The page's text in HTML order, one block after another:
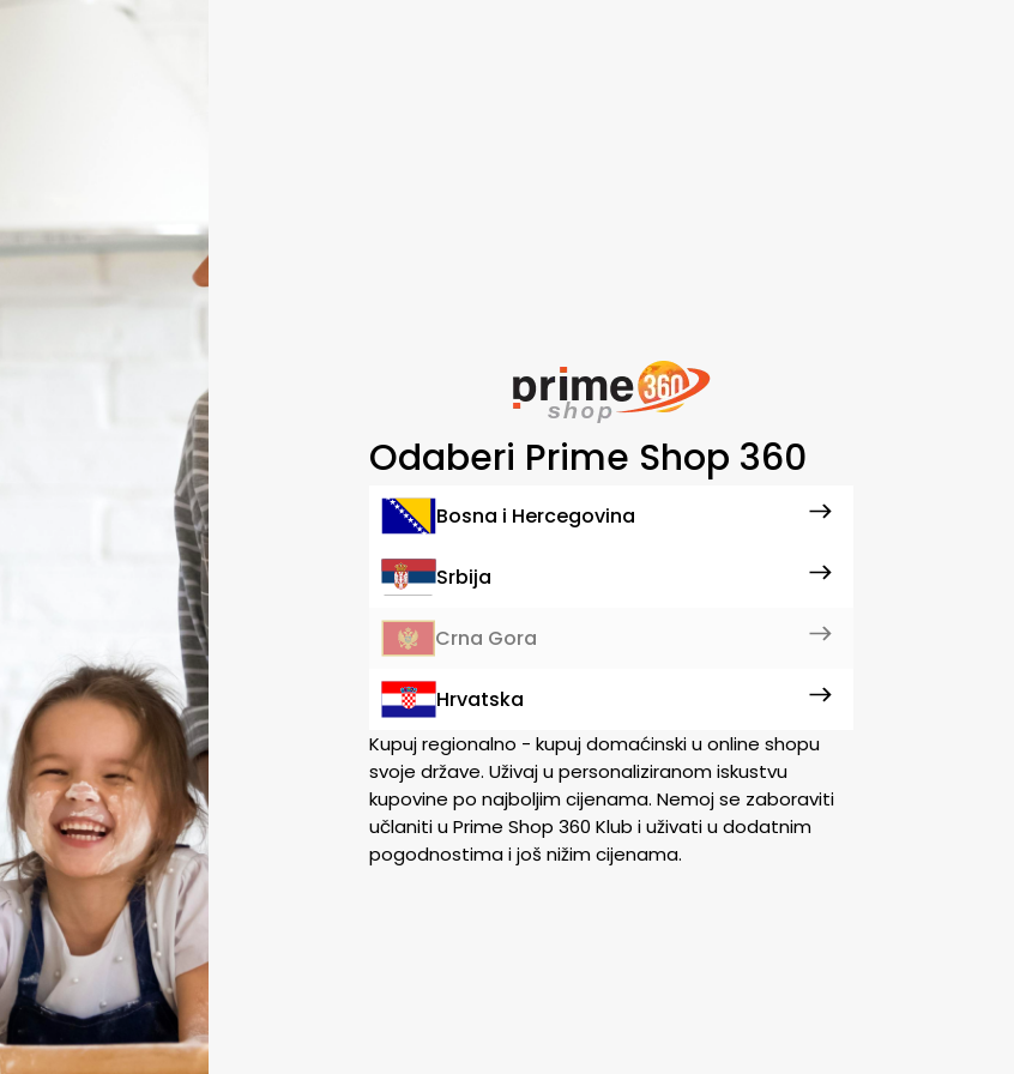
Odaberi Prime Shop 360
Bosna i Hercegovina
Srbija
Crna Gora
Hrvatska
Kupuj regionalno - kupuj domaćinski u online shopu
svoje države. Uživaj u personaliziranom iskustvu
kupovine po najboljim cijenama. Nemoj se zaboraviti
učlaniti u Prime Shop 360 Klub i uživati u dodatnim
pogodnostima i još nižim cijenama.